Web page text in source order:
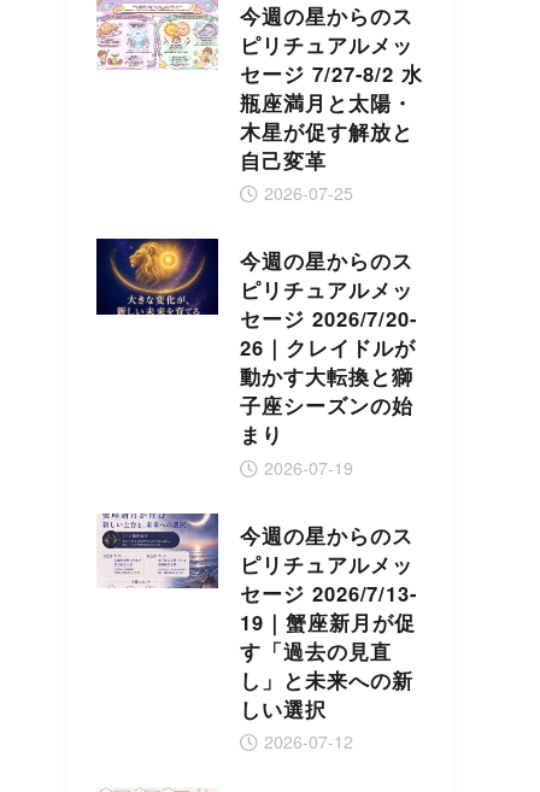
今週の星からのス
ピリチュアルメッ
セージ 7/27-8/2 水
瓶座満月と太陽・
木星が促す解放と
自己変革
2026-07-25
今週の星からのス
ピリチュアルメッ
セージ 2026/7/20-
26｜クレイドルが
動かす大転換と獅
子座シーズンの始
まり
2026-07-19
今週の星からのス
ピリチュアルメッ
セージ 2026/7/13-
19｜蟹座新月が促
す「過去の見直
し」と未来への新
しい選択
2026-07-12